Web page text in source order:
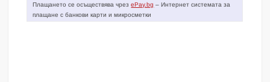
Плащането се осъществява чрезePay.bg – Интернет системата за
плащане с банкови карти и микросметки